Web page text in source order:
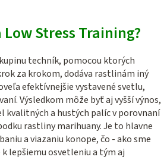
Low Stress Training?
techník, pomocou ktorých
za krokom, dodáva rastlinám iný
efektívnejšie vystavené svetlu,
Výsledkom môže byť aj vyšší výnos,
kvalitných a hustých palíc v porovnaní
rastliny marihuany. Je to hlavne
a viazaniu konope, čo - ako sme
lepšiemu osvetleniu a tým aj